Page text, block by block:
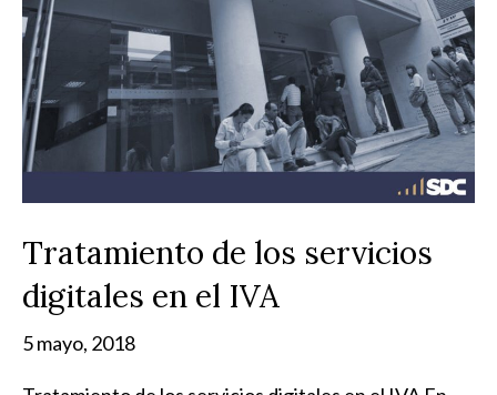
Tratamiento de los servicios
digitales en el IVA
5 mayo, 2018